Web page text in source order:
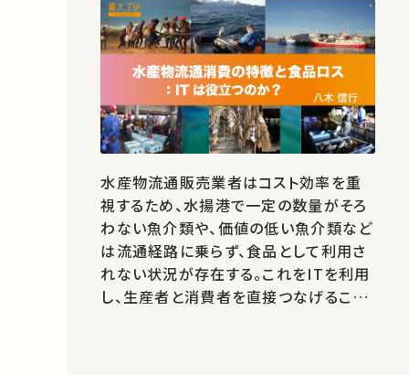
水産物流通販売業者はコスト効率を重
視するため、水揚港で一定の数量がそろ
わない魚介類や、価値の低い魚介類など
は流通経路に乗らず、食品として利用さ
れない状況が存在する。これをITを利用
し、生産者と消費者を直接つなげること